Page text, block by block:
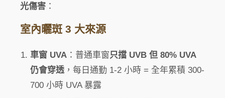
光傷害 ：
室內曬斑 3 大來源
車窗 UVA ：普通車窗只擋 UVB 但 80% UVA
仍會穿透，每日通勤 1-2 小時 = 全年累積 300-
700 小時 UVA 暴露